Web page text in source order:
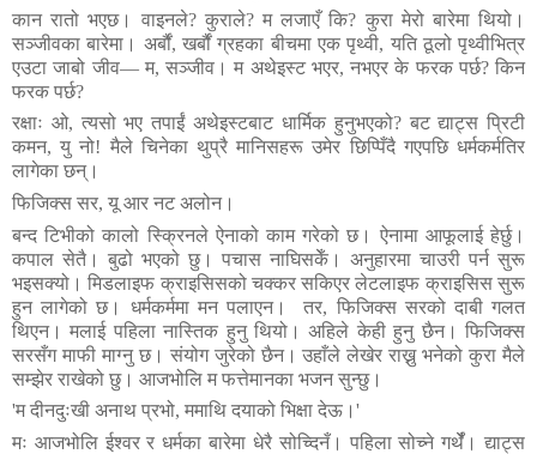
कान रातो भएछ। वाइनले? कुराले? म लजाएँ कि? कुरा मेरो बारेमा थियो।
सञ्जीवका बारेमा। अर्बौं, खर्बौं ग्रहका बीचमा एक पृथ्वी, यति ठूलो पृथ्वीभित्र
एउटा जाबो जीव— म, सञ्जीव। म अथेइस्ट भएर, नभएर के फरक पर्छ? किन
फरक पर्छ?
रक्षाः ओ, त्यसो भए तपाईं अथेइस्टबाट धार्मिक हुनुभएको? बट द्याट्स प्रिटी
कमन,यु नो! मैले चिनेका थुप्रै मानिसहरू उमेर छिप्पिँदै गएपछि धर्मकर्मतिर
लागेका छन्।
फिजिक्स सर, यू आर नट अलोन।
बन्द टिभीको कालो स्क्रिनले ऐनाको काम गरेको छ। ऐनामा आफूलाई हेर्छु।
कपाल सेतै। बुढो भएको छु। पचास नाघिसकेँ। अनुहारमा चाउरी पर्न सुरू
भइसक्यो। मिडलाइफ क्राइसिसको चक्कर सकिएर लेटलाइफ क्राइसिस सुरू
हुन लागेको छ। धर्मकर्ममा मन पलाएन। तर, फिजिक्स सरको दाबी गलत
थिएन।
मलाई पहिला नास्तिक हुनु थियो। अहिले केही हुनु छैन। फिजिक्स
सरसँग माफी माग्नु छ। संयोग जुरेको छैन। उहाँले लेखेर राख्नु भनेको कुरा मैले
सम्झेर राखेको छु। आजभोलि म फत्तेमानका भजन सुन्छु।
'म दीनदुःखी अनाथ प्रभो, ममाथि दयाको भिक्षा देऊ। '
मः आजभोलि ईश्वर र धर्मका बारेमा धेरै सोच्दिनँ। पहिला सोच्ने गर्थेँ। द्याट्स